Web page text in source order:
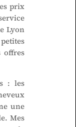
prix
Lyon
offres
: les
une
Mes